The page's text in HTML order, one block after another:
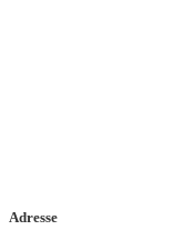
Adresse